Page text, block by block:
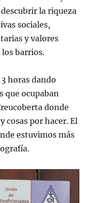
la riqueza
sociales,
y valores
barrios.
horas dando
que ocupaban
donde
cosas por hacer. El
estuvimos más